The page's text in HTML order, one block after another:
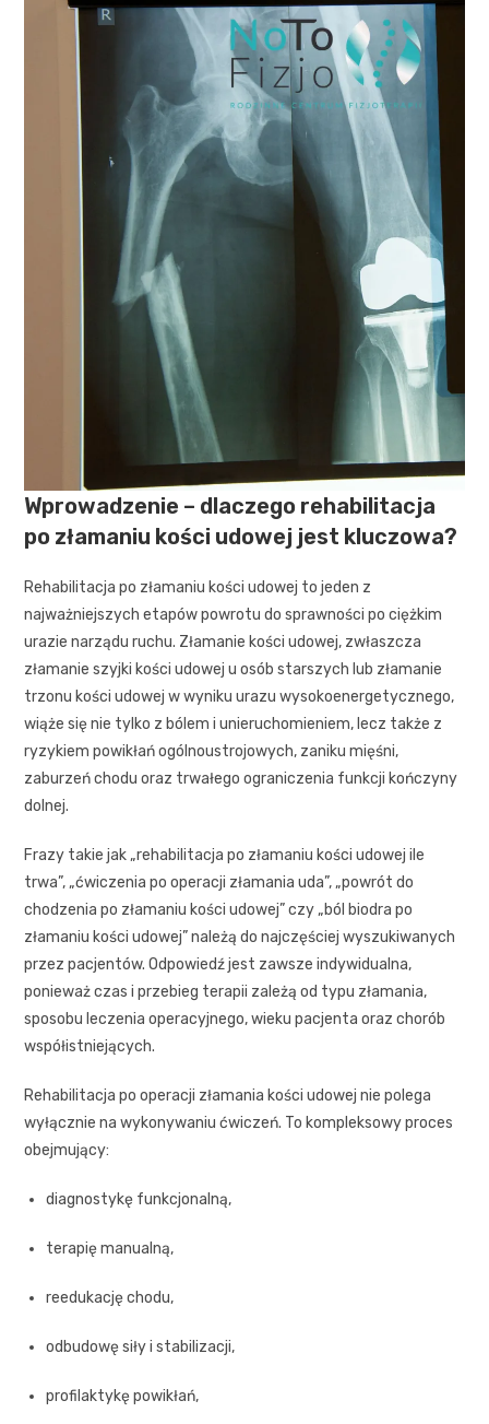
Wprowadzenie – dlaczego rehabilitacja
po złamaniu kości udowej jest kluczowa?
Rehabilitacja po złamaniu kości udowej to jeden z
najważniejszych etapów powrotu do sprawności po ciężkim
urazie narządu ruchu. Złamanie kości udowej, zwłaszcza
złamanie szyjki kości udowej u osób starszych lub złamanie
trzonu kości udowej w wyniku urazu wysokoenergetycznego,
wiąże się nie tylko z bólem i unieruchomieniem, lecz także z
ryzykiem powikłań ogólnoustrojowych, zaniku mięśni,
zaburzeń chodu oraz trwałego ograniczenia funkcji kończyny
dolnej.
Frazy takie jak „rehabilitacja po złamaniu kości udowej ile
trwa”, „ćwiczenia po operacji złamania uda”, „powrót do
chodzenia po złamaniu kości udowej” czy „ból biodra po
złamaniu kości udowej” należą do najczęściej wyszukiwanych
przez pacjentów. Odpowiedź jest zawsze indywidualna,
ponieważ czas i przebieg terapii zależą od typu złamania,
sposobu leczenia operacyjnego, wieku pacjenta oraz chorób
współistniejących.
Rehabilitacja po operacji złamania kości udowej nie polega
wyłącznie na wykonywaniu ćwiczeń. To kompleksowy proces
obejmujący:
diagnostykę funkcjonalną,
terapię manualną,
reedukację chodu,
odbudowę siły i stabilizacji,
profilaktykę powikłań,